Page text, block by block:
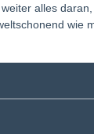
alles
wie